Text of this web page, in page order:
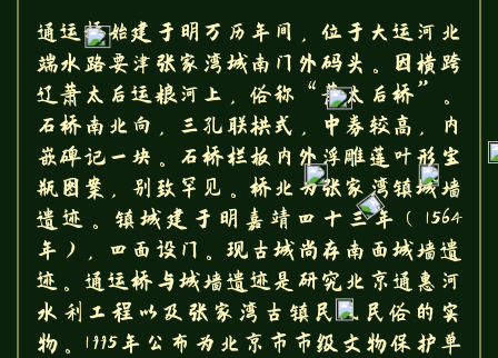
通运桥始建于明万历年间，位于大运河北
端水路要津张家湾城南门外码头。因横跨
辽萧太后运粮河上，俗称“萧太后桥”。
石桥南北向，三孔联拱式，中券较高，内
嵌碑记一块。石桥栏板内外浮雕莲叶形宝
瓶图案，别致罕见。桥北为张家湾镇城墙
遗迹。镇城建于明嘉靖四十三年（1564
年），四面设门。现古城尚存南面城墙遗
迹。通运桥与城墙遗迹是研究北京通惠河
水利工程以及张家湾古镇民风民俗的实
物。1995年公布为北京市市级文物保护单